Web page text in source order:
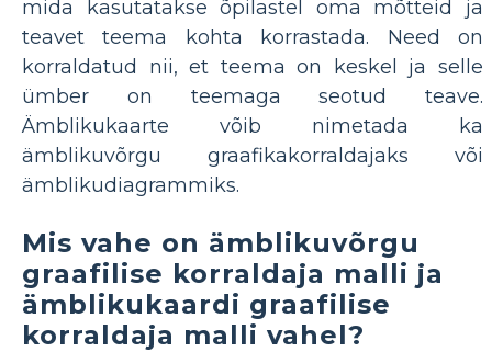
mida kasutatakse õpilastel oma mõtteid ja
teavet teema kohta korrastada. Need on
korraldatud nii, et teema on keskel ja selle
ümber on teemaga seotud teave.
Ämblikukaarte võib nimetada ka
ämblikuvõrgu graafikakorraldajaks või
ämblikudiagrammiks.
Mis vahe on ämblikuvõrgu
graafilise korraldaja malli ja
ämblikukaardi graafilise
korraldaja malli vahel?